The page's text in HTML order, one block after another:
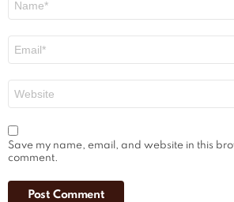
Save my name, email, and website in this
comment.